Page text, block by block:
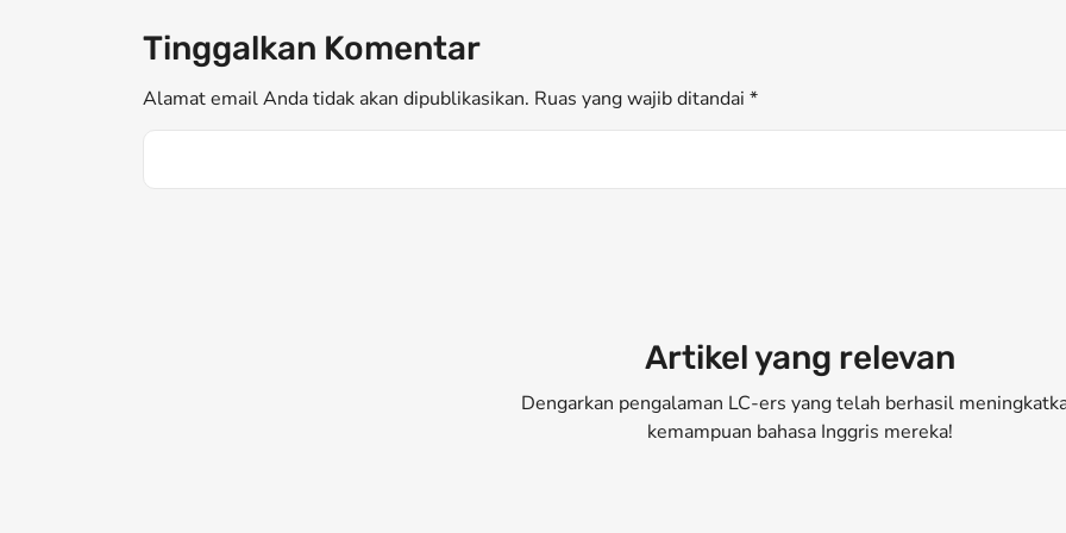
Tinggalkan Komentar
Alamat email Anda tidak akan dipublikasikan. Ruas yang wajib ditandai *
Artikel yang relevan
Dengarkan pengalaman LC-ers yang telah berhasil
kemampuan bahasa Inggris mereka!